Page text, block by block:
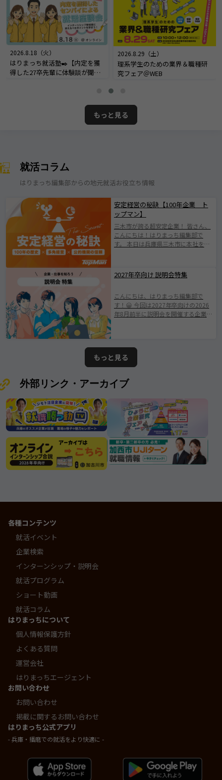
2026.8.18（火）
はりまっち就活塾✒️【内定を獲
得した27卒先輩に体験談が聞け
2026.8.29（土）
理系学生のための業界＆職種研
究フェア＠WEB
もっと見る
就活コラム
はりまっち編集部からの地元就活お役立ち情報
安定経営の秘訣【100年企業 ト
ップマン】
三木市が誇る超安定企業！ 皆さん、
こんにちは！はりまっち編集部で
す。 本日は兵庫県三木市に本社を構
1924年の創業以来、100年にわたり
地域とともに歩んできた歴史ある企
として知られる三木市に根ざした会
社で伝統を守りながらも、 新たな価
値創出に挑戦されている企業です
が誇る優良企業”と呼ぶにふさわしい
存在です。
2027年卒向け 説明会特集
こんにちは、はりまっち編集部で
す！😀 今回は2027年卒向けの2026
年8月前半に説明会を開催する企業を
の情報となります。ムツミ商事株式
会社
もっと見る
外部リンク・アーカイブ
各種コンテンツ
就活イベント
企業検索
インターンシップ・説明会
就活プログラム
ショート動画
就活コラム
はりまっちについて
個人情報保護方針
よくある質問
運営会社
はりまっちエージェント
お問い合わせ
お問い合わせ
掲載に関するお問い合わせ
はりまっち公式アプリ
- 兵庫・播磨での就活をより快適に -